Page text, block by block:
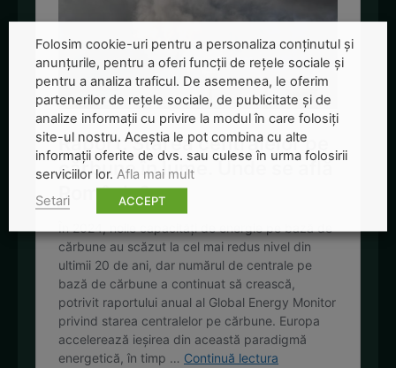
Folosim cookie-uri pentru a personaliza conținutul și
anunțurile, pentru a oferi funcții de rețele sociale și
pentru a analiza traficul. De asemenea, le oferim
partenerilor de rețele sociale, de publicitate și de
analize informații cu privire la modul în care folosiți
site-ul nostru. Aceștia le pot combina cu alte
informații oferite de dvs. sau culese în urma folosirii
serviciilor lor. Afla mai mult
Setari
ACCEPT